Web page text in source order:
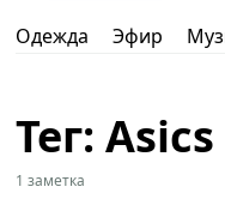
Одежда Эфир
Тег: Asics
1 заметка